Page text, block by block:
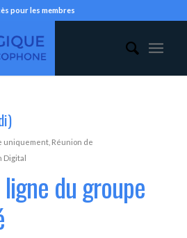
pour les membres
uniquement, Réunion de
Digital
du groupe